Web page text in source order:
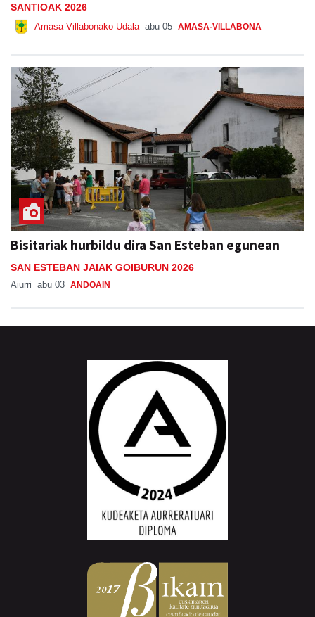
SANTIOAK 2026
Amasa-Villabonako Udala abu 05 AMASA-VILLABONA
Bisitariak hurbildu dira San Esteban egunean
SAN ESTEBAN JAIAK GOIBURUN 2026
Aiurri abu 03 ANDOAIN